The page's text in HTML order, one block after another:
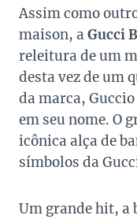
Assim como
maison, a Gucci
releitura de um
desta vez de um
da marca,
em seu nome. O
icônica alça de
símbolos da
Um grande hit, a